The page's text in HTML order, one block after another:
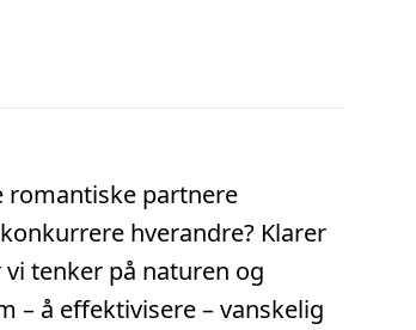
romantiske partnere
hverandre? Klarer
tenker på naturen og
– å effektivisere – vanskelig